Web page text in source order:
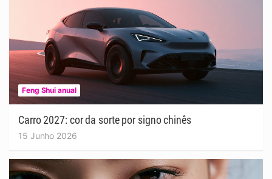
Feng Shui anual
Carro 2027: cor da sorte por signo chinês
15 Junho 2026